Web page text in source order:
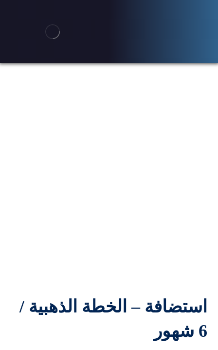
استضافة – الخطة الذهبية /
6 شهور